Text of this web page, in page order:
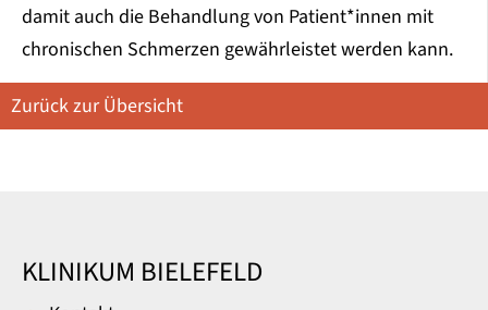
damit auch die Behandlung von Patient*innen mit
chronischen Schmerzen gewährleistet werden kann.
Zurück zur Übersicht
KLINIKUM BIELEFELD